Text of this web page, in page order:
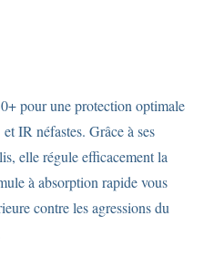
pour une protection optimale
IR néfastes. Grâce à ses
elle régule efficacement la
à absorption rapide vous
contre les agressions du